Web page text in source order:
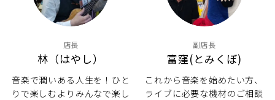
店長
林（はやし）
音楽で潤いある人生を！ひと
りで楽しむよりみんなで楽し
副店長
富窪(とみくぼ)
これから音楽を始めたい方、
ライブに必要な機材のご相談